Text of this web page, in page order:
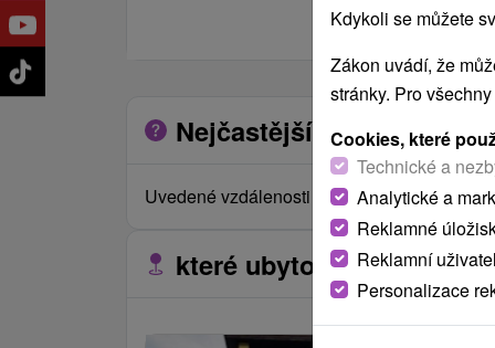
Nejčastější otázky o
Uvedené vzdálenosti jsou měřeny
které ubytovací zařízení
Kdykoli se můžete
Zákon uvádí, že
stránky. Pro
Cookies, které
Technické a
Analytické a
Reklamné
Reklamní
Personalizace